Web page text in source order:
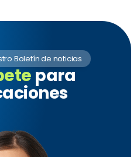
Boletín de noticias
para